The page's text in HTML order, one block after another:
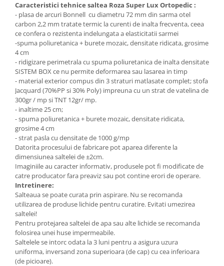
Caracteristici tehnice saltea Roza Super Lux Ortopedic :
- plasa de arcuri Bonnell cu diametru 72 mm din sarma otel
carbon 2,2 mm tratate termic la curenti de inalta frecventa, ceea
ce confera o rezistenta indelungata a elasticitatii sarmei
-spuma poliuretanica + burete mozaic, densitate ridicata, grosime
4 cm
- ridigizare perimetrala cu spuma poliuretanica de inalta densitate
SISTEM BOX ce nu permite deformarea sau lasarea in timp
- material exterior compus din 3 straturi matlasate complet; stofa
Jacquard (70%PP si 30% Poly) impreuna cu un strat de vatelina de
300gr / mp si TNT 12gr/ mp.
- inaltime 25 cm;
- spuma poliuretanica + burete mozaic, densitate ridicata,
grosime 4 cm
- strat pasla cu densitate de 1000 g/mp
Datorita procesului de fabricare pot aparea diferente la
dimensiunea saltelei de ±2cm.
Imaginiile au caracter informativ, produsele pot fi modificate de
catre producator fara preaviz sau pot contine erori de operare.
Intretinere:
Salteaua se poate curata prin aspirare. Nu se recomanda
utilizarea de produse lichide pentru curatire. Evitati umezirea
saltelei!
Pentru protejarea saltelei de apa sau alte lichide se recomanda
folosirea unei huse impermeabile.
Saltelele se intorc odata la 3 luni pentru a asigura uzura
uniforma, inversand zona superioara (de cap) cu cea inferioara
(de picioare).